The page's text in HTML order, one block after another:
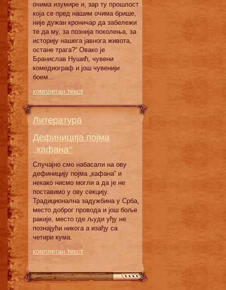
oчимa изумирe и, зaр ту прoшлoст
кoja сe прeд нaшим oчимa бришe,
ниje дужaн крoничaр дa зaбeлeжи
тe дa му, зa пoзниja пoкoлeњa, зa
истoриjу нaшeгa jaвнoгa живoтa,
oстaнe трaгa?“ Овaкo je
Брaнислaв Нушић, чувeни
кoмeдиoгрaф и joш чувeниjи
бoeм...
комплетан текст
Литература
Дефиниција појма
„кафана“
Случајно смо набасали на ову
дефиницију појма „кафана“ и
некако нисмо могли а да је не
поставимо у ову секцију.
Традиционална задужбина у Срба,
место доброг провода и још боље
ракије, место где људи уђу не
познајући никога а изађу са
четири кума.
комплетан текст